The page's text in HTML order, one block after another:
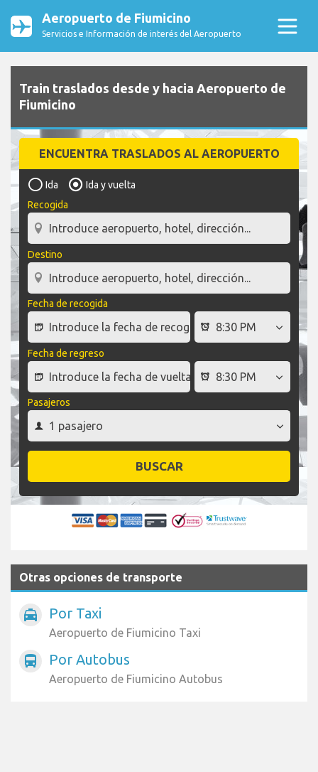
Aeropuerto de Fiumicino
Servicios e Información de interés del Aeropuerto
Train traslados desde y hacia Aeropuerto de
Fiumicino
ENCUENTRA TRASLADOS AL AEROPUERTO
Ida
Ida y vuelta
Recogida
Destino
Fecha de recogida
Fecha de regreso
Pasajeros
BUSCAR
Otras opciones de transporte
local_taxi Por Taxi
Aeropuerto de Fiumicino Taxi
directions_bus Por Autobus
Aeropuerto de Fiumicino Autobus